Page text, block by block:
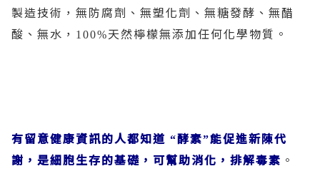
製造技術，無防腐劑、無塑化劑、無糖發酵、無醋
酸、無水， 100%天然檸檬無添加任何化學物質。
有留意健康資訊的人都知道 “酵素”能促進新陳代
謝，是細胞生存的基礎，可幫助消化，排解毒素 。